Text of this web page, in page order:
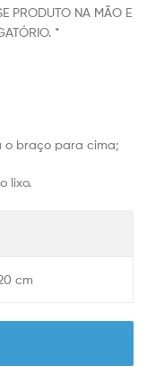
PRODUTO NA MÃO E
*
o braço para cima;
lixo.
cm